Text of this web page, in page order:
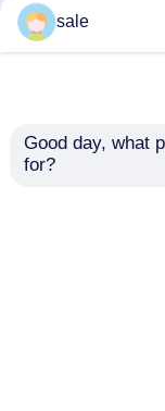
Μηχανή
ατσάλινου
sale
Good day, what
for?